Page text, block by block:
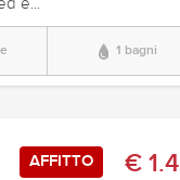
è...
1 bagni
€
AFFITTO